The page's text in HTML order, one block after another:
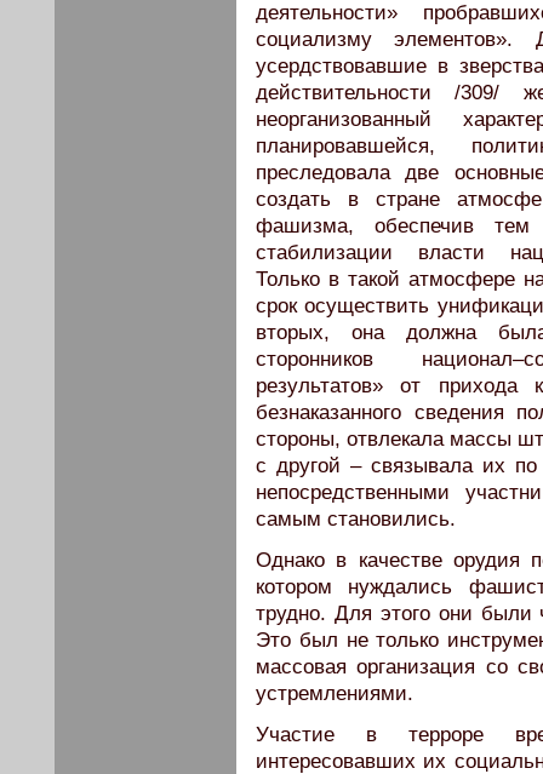
деятельности»
социализму элементов».
усердствовавшие в
действительности /
неорганизованный
планировавшейся,
преследовала две
создать в стране
фашизма, обеспечив тем
стабилизации власти
Только в такой атмосфере
срок осуществить
вторых, она должна
сторонников
результатов» от
безнаказанного сведения
стороны, отвлекала массы
с другой – связывала их
непосредственными
самым становились.
Однако в качестве орудия
котором нуждались
трудно. Для этого они
Это был не только
массовая организация со
устремлениями.
Участие в терроре
интересовавших их